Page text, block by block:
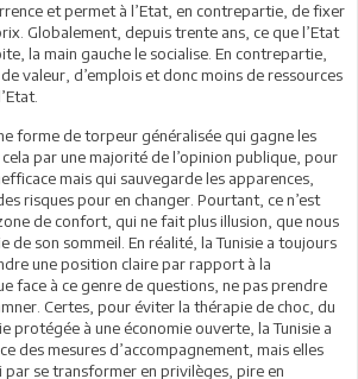
et permet à l’Etat, en contrepartie, de fixer
Globalement, depuis trente ans, ce que l’Etat
la main gauche le socialise. En contrepartie,
valeur, d’emplois et donc moins de ressources
forme de torpeur généralisée qui gagne les
par une majorité de l’opinion publique, pour
mais qui sauvegarde les apparences,
risques pour en changer. Pourtant, ce n’est
de confort, qui ne fait plus illusion, que nous
de son sommeil. En réalité, la Tunisie a toujours
une position claire par rapport à la
face à ce genre de questions, ne pas prendre
Certes, pour éviter la thérapie de choc, du
protégée à une économie ouverte, la Tunisie a
des mesures d’accompagnement, mais elles
se transformer en privilèges, pire en